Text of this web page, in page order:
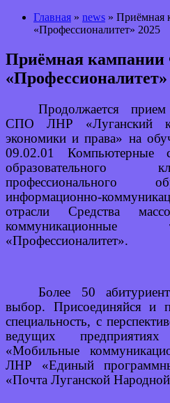
Главная » news » Приёмная
«Профессионалитет» 2025
Приёмная
«Профессионалитет»
Продолжается
СПО ЛНР «Луганский
экономики и права» на
09.02.01 Компьютерные
образовательного
профессионального
информационно-
отрасли Средства
«Профессионалитет».
Более 50
выбор. Присоединяйся и
специальность, с
ведущих
«Мобильные
ЛНР «Единый
«Почта Луганской